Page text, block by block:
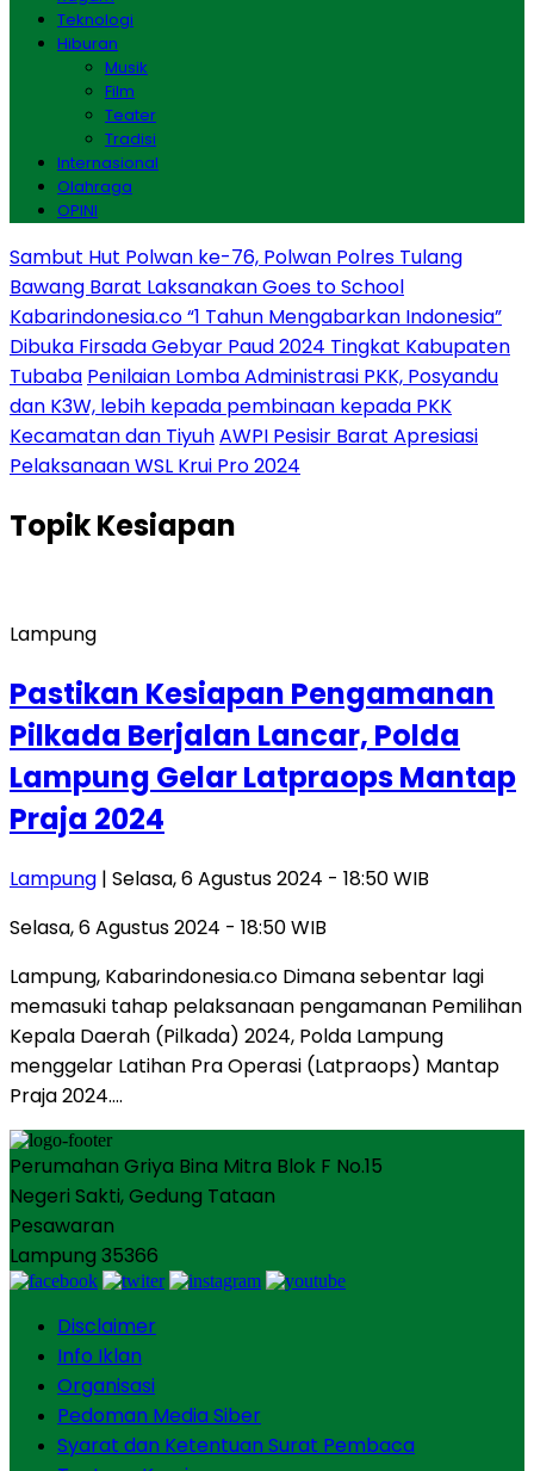
Teknologi
Hiburan
Musik
Film
Teater
Tradisi
Internasional
Olahraga
OPINI
Sambut Hut Polwan ke-76, Polwan Polres Tulang
Bawang Barat Laksanakan Goes to School
Kabarindonesia.co “1 Tahun Mengabarkan Indonesia”
Dibuka Firsada Gebyar Paud 2024 Tingkat Kabupaten
Tubaba Penilaian Lomba Administrasi PKK, Posyandu
dan K3W, lebih kepada pembinaan kepada PKK
Kecamatan dan TiyuhAWPI Pesisir Barat Apresiasi
Pelaksanaan WSL Krui Pro 2024
TopikKesiapan
Lampung
Pastikan Kesiapan Pengamanan
Pilkada Berjalan Lancar, Polda
Lampung Gelar Latpraops Mantap
Praja 2024
Lampung | Selasa, 6 Agustus 2024 - 18:50 WIB
Selasa, 6 Agustus 2024 - 18:50 WIB
Lampung, Kabarindonesia.co Dimana sebentar lagi
memasuki tahap pelaksanaan pengamanan Pemilihan
Kepala Daerah (Pilkada) 2024, Polda Lampung
menggelar Latihan Pra Operasi (Latpraops) Mantap
Praja 2024….
Perumahan Griya Bina Mitra Blok F No.15
Negeri Sakti, Gedung Tataan
Pesawaran
Lampung 35366
Disclaimer
Info Iklan
Organisasi
Pedoman Media Siber
Syarat dan Ketentuan Surat Pembaca